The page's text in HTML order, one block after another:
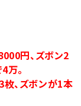
円、ズボン2
万。
枚、ズボンが1本